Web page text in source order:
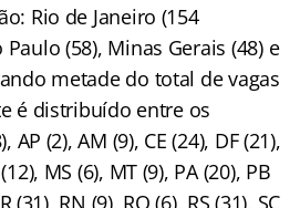
Rio de Janeiro (154
(58), Minas Gerais (48) e
metade do total de vagas
é distribuído entre os
AP (2), AM (9), CE (24), DF (21),
MS (6), MT (9), PA (20), PB
(31), RN (9), RO (6), RS (31), SC